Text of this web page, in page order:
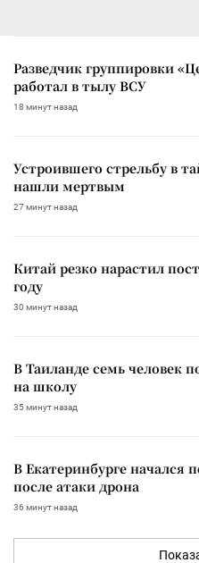
Разведчик группировки
работал в тылу ВСУ
18 минут назад
Устроившего стрельбу в
нашли мертвым
27 минут назад
Китай резко нарастил
году
30 минут назад
В Таиланде семь человек
на школу
35 минут назад
В Екатеринбурге начался
после атаки дрона
36 минут назад